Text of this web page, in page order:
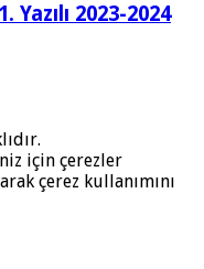
Yazılı 2023-2024
için çerezler
çerez kullanımını